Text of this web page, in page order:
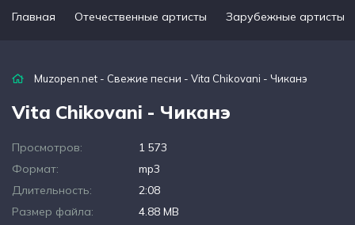
Главная Отечественные артисты Зарубежные артисты
Muzopen.net - Свежие песни - Vita Chikovani - Чиканэ
Vita Chikovani - Чиканэ
Просмотров:
1 573
Формат:
mp3
Длительность:
2:08
Размер файла:
4.88 MB